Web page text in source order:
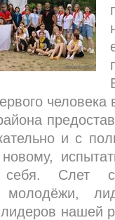
человека
и с
себя. Слет
молодёжи,
нашей